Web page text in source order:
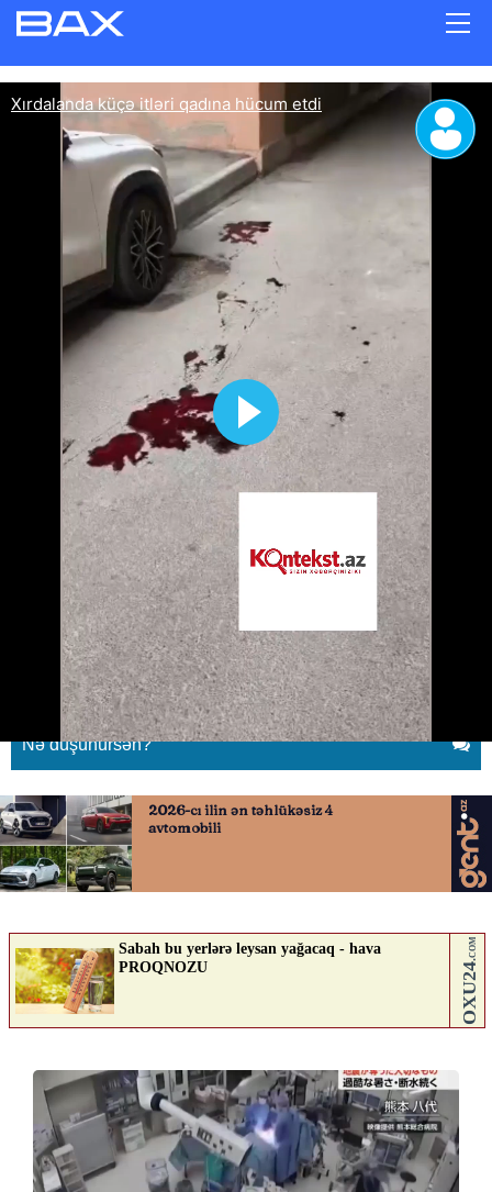
Xırdalanda küçə itləri qadına
hücum etdi
05.05.2026
KONTEKST.AZ ABUNƏ OL
Nə düşünürsən?